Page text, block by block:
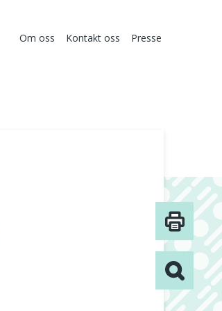
Om oss Kontakt oss Presse
Print
Søk på siden